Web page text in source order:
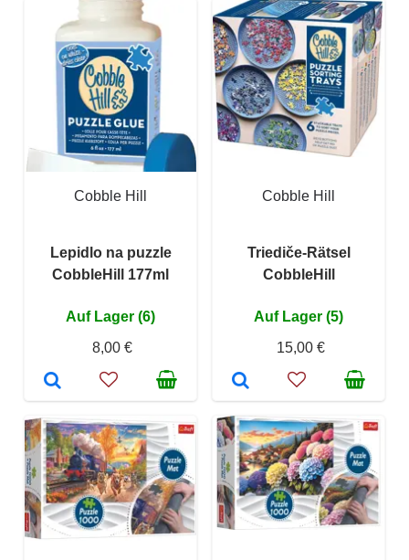
Cobble Hill
Lepidlo na puzzle
CobbleHill 177ml
Auf Lager (6)
8,00 €
Cobble Hill
Triediče-Rätsel
CobbleHill
Auf Lager (5)
15,00 €